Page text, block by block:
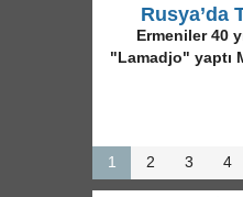
Rusya’da
Ermeniler 40
"Lamadjo" yaptı
1 2 3 4